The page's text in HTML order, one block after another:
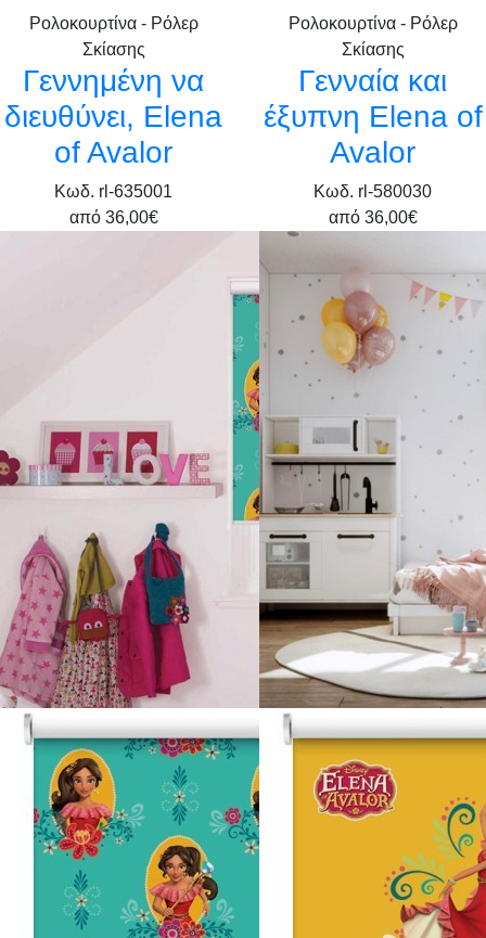
Ρολοκουρτίνα - Ρόλερ
Σκίασης
Γεννημένη να
διευθύνει, Elena
of Avalor
Κωδ. rl-635001
από 36,00€
Ρολοκουρτίνα - Ρόλερ
Σκίασης
Γενναία και
έξυπνη Elena of
Avalor
Κωδ. rl-580030
από 36,00€